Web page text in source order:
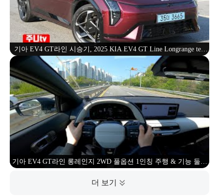
기아 EV4 GT라인 시승기, 2025 KIA EV4 GT Line Longrange test
drive
기아 EV4 GT라인 롱레인지 2WD 풀옵션 1인칭 주행 & 기능 둘러